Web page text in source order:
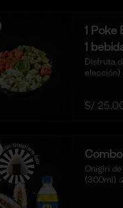
1 Poke
1
Disfruta
elección)
S/
Onigiri
(300ml)